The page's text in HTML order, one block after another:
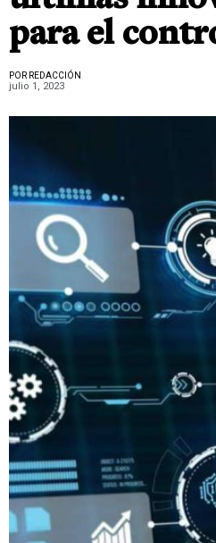
para el
POR REDACCIÓN
julio 1, 2023